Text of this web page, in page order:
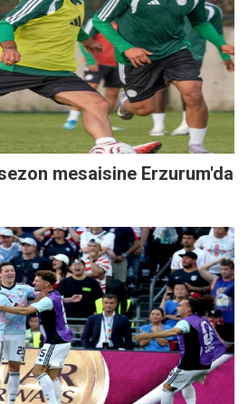
mesaisine Erzurum'da